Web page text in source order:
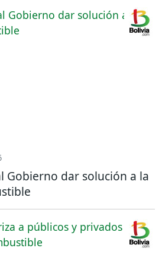
Gobierno dar solución a la